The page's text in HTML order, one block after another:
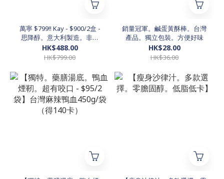
萬寧 $799!! Kay - $900/2盒 -
思降醇。意大利製造。非藥
物。有效降膽固醇
HK$488.00
HK$799.00
銷量冠軍。鹹蛋黃酥棒。台灣
產品。獨立包裝。方便好味
HK$28.00
HK$36.00